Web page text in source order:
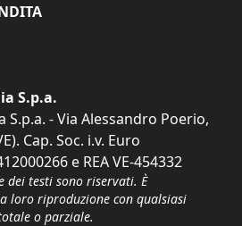
S.p.a.
- Via Alessandro Poerio,
Cap. Soc. i.v. Euro
e REA VE-454332
testi sono riservati. È
loro riproduzione con qualsiasi
o parziale.